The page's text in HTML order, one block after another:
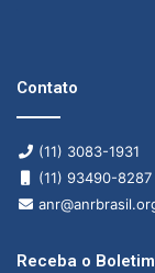
Contato
(11) 3083-1931
(11) 93490-8287
Receba o